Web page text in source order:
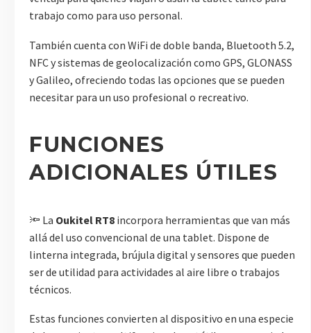
trabajo como para uso personal.
También cuenta con WiFi de doble banda, Bluetooth 5.2,
NFC y sistemas de geolocalización como GPS, GLONASS
y Galileo, ofreciendo todas las opciones que se pueden
necesitar para un uso profesional o recreativo.
FUNCIONES
ADICIONALES ÚTILES
🔦 La Oukitel RT8 incorpora herramientas que van más
allá del uso convencional de una tablet. Dispone de
linterna integrada, brújula digital y sensores que pueden
ser de utilidad para actividades al aire libre o trabajos
técnicos.
Estas funciones convierten al dispositivo en una especie